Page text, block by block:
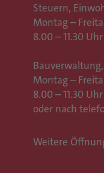
Steuern,
Montag –
8.00 – 11.30
Montag –
8.00 – 11.30
oder nach
Weitere